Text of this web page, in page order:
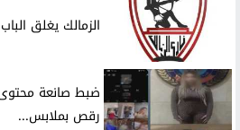
الزمالك يغلق
ضبط صانعة محتوى
رقص بملابس...